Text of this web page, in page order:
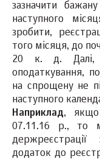
зазначити
наступного
зробити,
того місяця, до
20 к. д. Далі,
оподаткування,
на спрощену не
наступного
Наприклад, якщо
07.11.16 р., то
додаток до